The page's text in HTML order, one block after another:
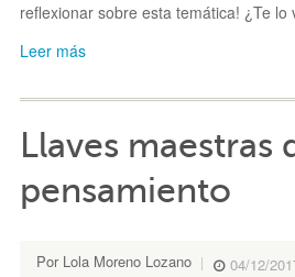
reflexionar sobre esta temática! ¿Te lo
Leer más
Llaves maestras
pensamiento
Por Lola Moreno Lozano 04/12/